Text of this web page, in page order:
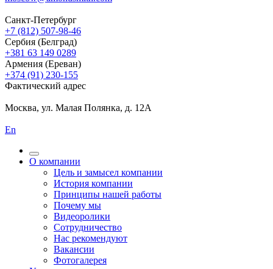
Санкт-Петербург
+7 (812) 507-98-46
Сербия (Белград)
+381 63 149 0289
Армения (Ереван)
+374 (91) 230-155
Фактический адрес
Москва, ул. Малая Полянка, д. 12А
En
О компании
Цель и замысел компании
История компании
Принципы нашей работы
Почему мы
Видеоролики
Сотрудничество
Нас рекомендуют
Вакансии
Фотогалерея